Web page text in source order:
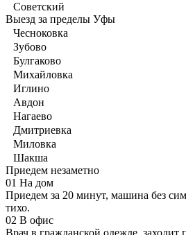
Советский
Выезд за пределы Уфы
Чесноковка
Зубово
Булгаково
Михайловка
Иглино
Авдон
Нагаево
Дмитриевка
Миловка
Шакша
Приедем незаметно
01 На дом
Приедем за 20 минут, машина без
тихо.
02 В офис